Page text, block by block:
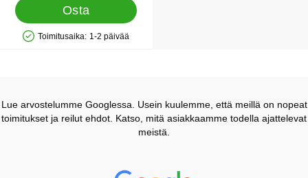
Osta
Saatavuus: Varastossa
Toimitusaika: 1-2 päivää
Lue arvostelumme Googlessa. Usein kuulemme, että meillä on nopeat
toimitukset ja reilut ehdot. Katso, mitä asiakkaamme todella ajattelevat
meistä.
Prisjakt Arvostelu: 4.7 Tähdet